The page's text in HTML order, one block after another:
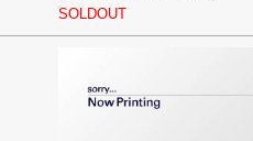
SOLDOUT